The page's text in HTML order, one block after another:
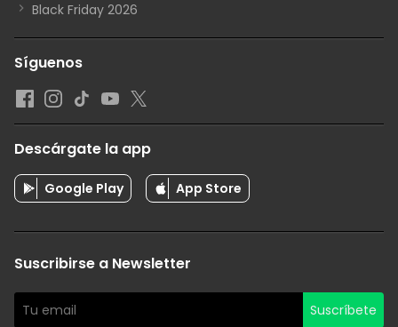
Black Friday 2026
Síguenos
Descárgate la app
Google Play App Store
Suscribirse a Newsletter
Suscríbete